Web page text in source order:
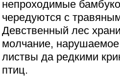
непроходимые
чередуются с
Девственный лес
молчание,
листвы да редкими
птиц.